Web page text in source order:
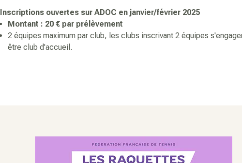
Inscriptions ouvertes sur ADOC en janvier/février 2025
Montant : 20 € par prélèvement
2 équipes maximum par club, les clubs inscrivant 2 équipes
être club d'accueil.